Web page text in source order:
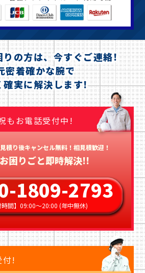
りの方は、今すぐご連絡!
密着確かな腕で
確実に解決します!
もお電話受付中!
積り後キャンセル無料！相見積歓迎！
困りごと即時解決!!
1809-2793
時間】09:00〜20:00 (年中無休)
付!